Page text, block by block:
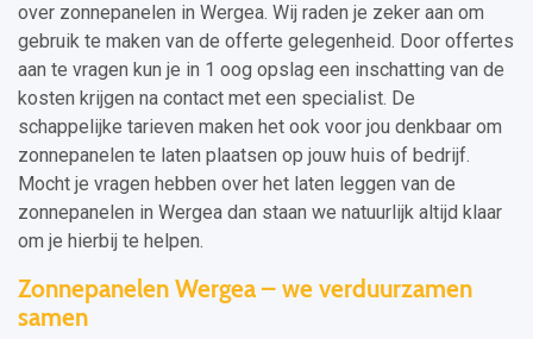
over zonnepanelen in Wergea. Wij raden je zeker aan om
gebruik te maken van de offerte gelegenheid. Door offertes
aan te vragen kun je in 1 oog opslag een inschatting van de
kosten krijgen na contact met een specialist. De
schappelijke tarieven maken het ook voor jou denkbaar om
zonnepanelen te laten plaatsen op jouw huis of bedrijf.
Mocht je vragen hebben over het laten leggen van de
zonnepanelen in Wergea dan staan we natuurlijk altijd klaar
om je hierbij te helpen.
Zonnepanelen Wergea – we verduurzamen
samen